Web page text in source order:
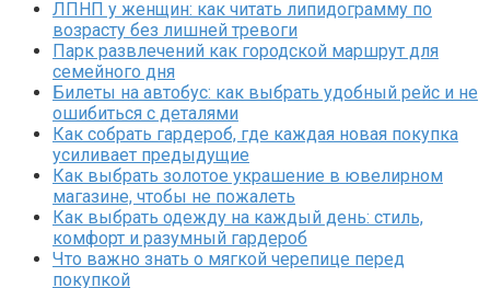
ЛПНП у женщин: как читать липидограмму по
возрасту без лишней тревоги
Парк развлечений как городской маршрут для
семейного дня
Билеты на автобус: как выбрать удобный рейс и не
ошибиться с деталями
Как собрать гардероб, где каждая новая покупка
усиливает предыдущие
Как выбрать золотое украшение в ювелирном
магазине, чтобы не пожалеть
Как выбрать одежду на каждый день: стиль,
комфорт и разумный гардероб
Что важно знать о мягкой черепице перед
покупкой